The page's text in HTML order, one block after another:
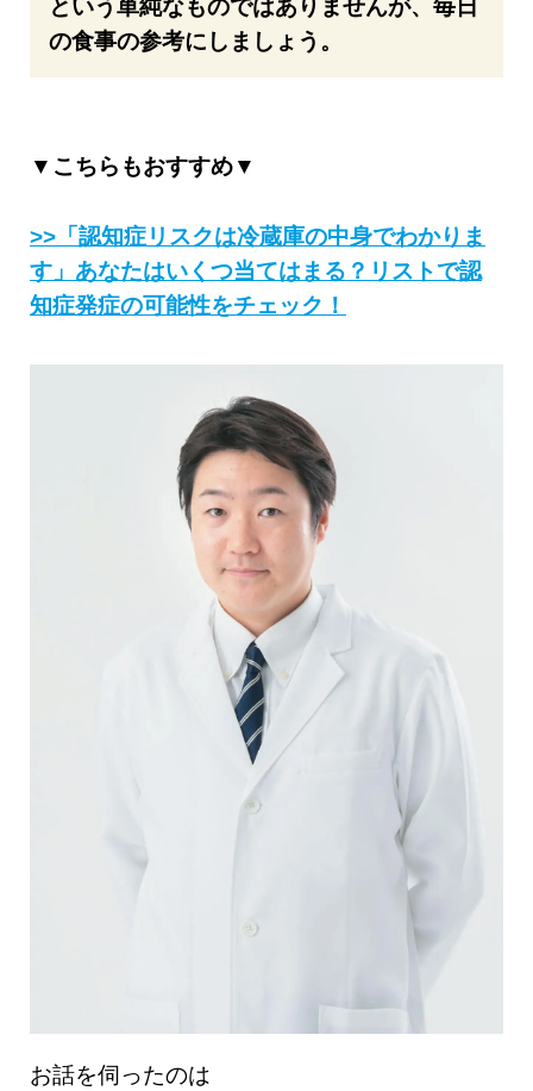
という単純なものではありませんが、毎日
の食事の参考にしましょう。
▼こちらもおすすめ▼
>>「認知症リスクは冷蔵庫の中身でわかりま
す」あなたはいくつ当てはまる？リストで認
知症発症の可能性をチェック！
お話を伺ったのは